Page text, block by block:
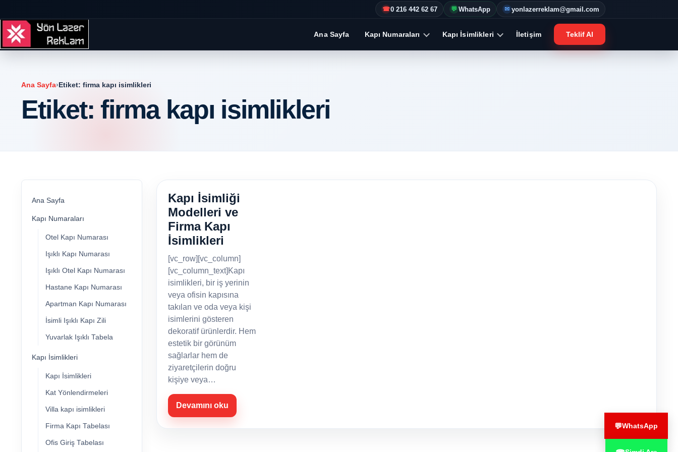
☎0 216 442 62 67 💬 WhatsApp ✉ yonlazerreklam@gmail.com
Ana Sayfa Kapı Numaraları Kapı İsimlikleri İletişim Teklif Al
Ana Sayfa›Etiket: firma kapı isimlikleri
Etiket:firma kapı isimlikleri
Ana Sayfa
Kapı Numaraları
Otel Kapı Numarası
Işıklı Kapı Numarası
Işıklı Otel Kapı Numarası
Hastane Kapı Numarası
Apartman Kapı Numarası
İsimli Işıklı Kapı Zili
Yuvarlak Işıklı Tabela
Kapı İsimlikleri
Kapı İsimlikleri
Kat Yönlendirmeleri
Villa kapı isimlikleri
Firma Kapı Tabelası
Ofis Giriş Tabelası
Kapı İsimliği
Modelleri ve
Firma Kapı
İsimlikleri
[vc_row][vc_column]
[vc_column_text]Kapı
isimlikleri, bir iş yerinin
veya ofisin kapısına
takılan ve oda veya kişi
isimlerini gösteren
dekoratif ürünlerdir. Hem
estetik bir görünüm
sağlarlar hem de
ziyaretçilerin doğru
kişiye veya…
Devamını oku
💬WhatsApp